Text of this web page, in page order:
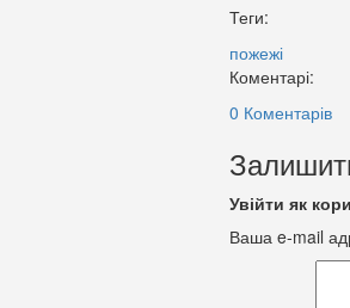
Теги:
пожежі
Коментарі:
0 Коментарів
Увійти як
Ваша e-mail